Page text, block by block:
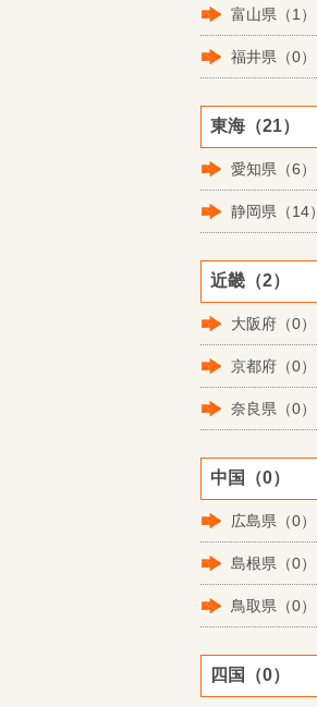
富山県（1）
福井県（0）
東海（21）
愛知県（6）
静岡県（14）
近畿（2）
大阪府（0）
京都府（0）
奈良県（0）
中国（0）
広島県（0）
島根県（0）
鳥取県（0）
四国（0）